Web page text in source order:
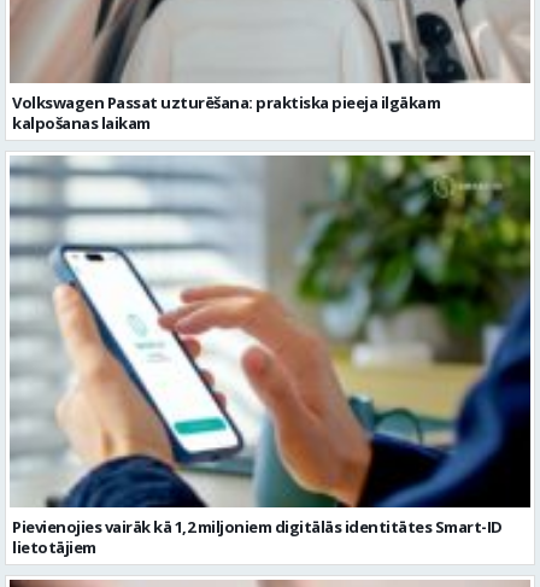
Volkswagen Passat uzturēšana: praktiska pieeja ilgākam
kalpošanas laikam
Pievienojies vairāk kā 1,2 miljoniem digitālās identitātes Smart-ID
lietotājiem